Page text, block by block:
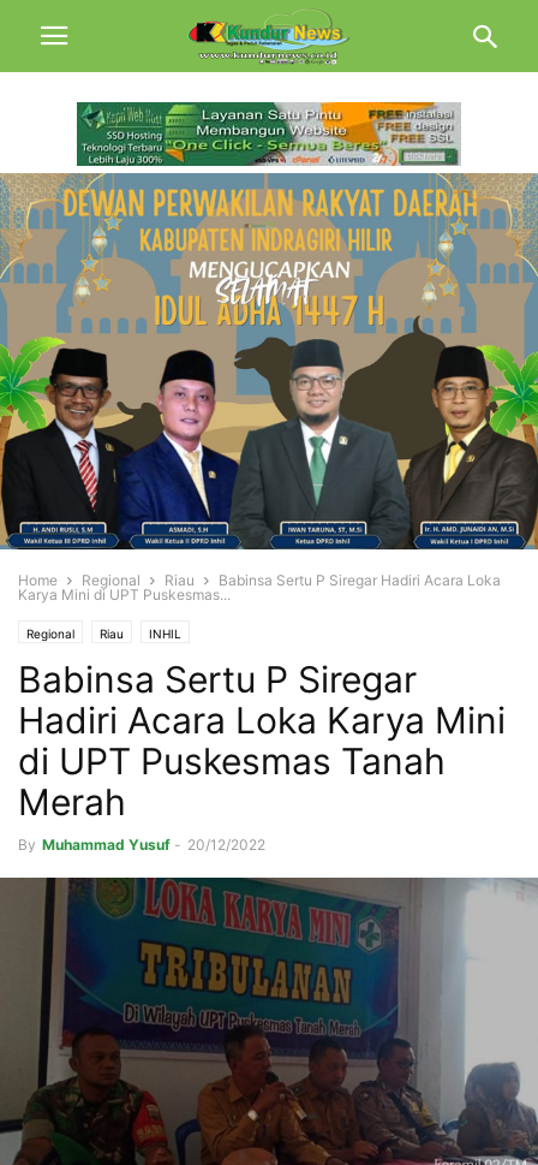
Home Regional Riau
Babinsa Sertu P Siregar Hadiri Acara Loka
Karya Mini di UPT Puskesmas...
Regional Riau INHIL
Babinsa Sertu P Siregar
Hadiri Acara Loka Karya Mini
di UPT Puskesmas Tanah
Merah
By Muhammad Yusuf - 20/12/2022